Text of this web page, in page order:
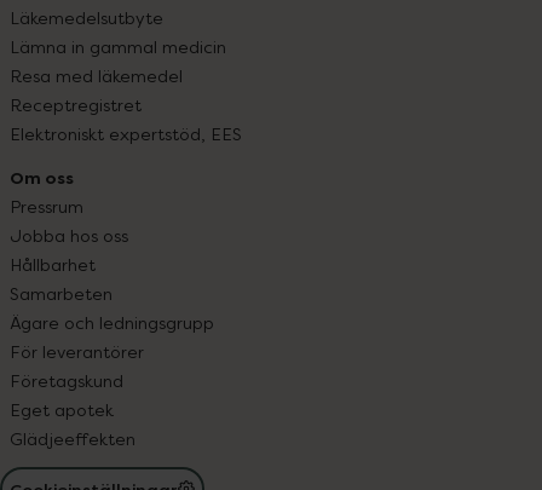
Läkemedelsutbyte
Lämna in gammal medicin
Resa med läkemedel
Receptregistret
Elektroniskt expertstöd, EES
Om oss
Pressrum
Jobba hos oss
Hållbarhet
Samarbeten
Ägare och ledningsgrupp
För leverantörer
Företagskund
Eget apotek
Glädjeeffekten